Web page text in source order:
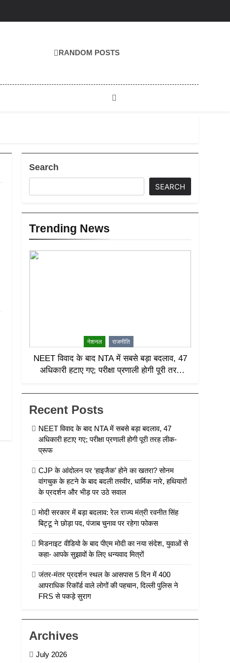
RANDOM POSTS
Search
SEARCH
Trending News
नेशनल राजनीति
NEET विवाद के बाद NTA में सबसे बड़ा बदलाव, 47
अधिकारी हटाए गए; परीक्षा प्रणाली होगी पूरी तरह
Recent Posts
NEET विवाद के बाद NTA में सबसे बड़ा बदलाव, 47
अधिकारी हटाए गए; परीक्षा प्रणाली होगी पूरी तरह लीक-
प्रूफ
CJP के आंदोलन पर ‘हाइजैक’ होने का खतरा? सोनम
वांगचुक के हटने के बाद बदली तस्वीर, धार्मिक नारे, हथियारों
के प्रदर्शन और भीड़ पर उठे सवाल
मोदी सरकार में बड़ा बदलाव: रेल राज्य मंत्री रवनीत सिंह
बिट्टू ने छोड़ा पद, पंजाब चुनाव पर रहेगा फोकस
मिडनाइट वीडियो के बाद पीएम मोदी का नया संदेश, युवाओं से
कहा- आपके सुझावों के लिए धन्यवाद मित्रों
जंतर-मंतर प्रदर्शन स्थल के आसपास 5 दिन में 400
आपराधिक रिकॉर्ड वाले लोगों की पहचान, दिल्ली पुलिस ने
FRS से पकड़े सुराग
Archives
July 2026